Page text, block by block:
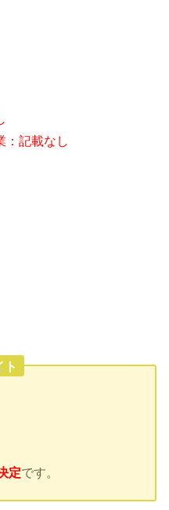
：記載なし
ト
定です。